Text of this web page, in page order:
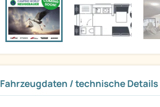
Fahrzeugdaten / technische Details